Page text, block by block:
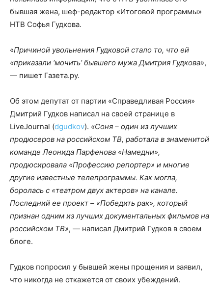
бывшая жена, шеф-редактор «Итоговой программы»
НТВ Софья Гудкова.
«Причиной увольнения Гудковой стало то, что ей
«приказали ‘мочить’ бывшего мужа Дмитрия Гудкова»,
— пишет Газета.ру.
Об этом депутат от партии «Справедливая Россия»
Дмитрий Гудков написал на своей странице в
LiveJournal (dgudkov). «Соня – один из лучших
продюсеров на российском ТВ, работала в знаменитой
команде Леонида Парфенова «Намедни»,
продюсировала «Профессию репортер» и многие
другие известные телепрограммы. Как могла,
боролась с «театром двух актеров» на канале.
Последний ее проект – «Победить рак», который
признан одним из лучших документальных фильмов на
российском ТВ», — написал Дмитрий Гудков в своем
блоге.
Гудков попросил у бывшей жены прощения и заявил,
что никогда не откажется от своих убеждений.